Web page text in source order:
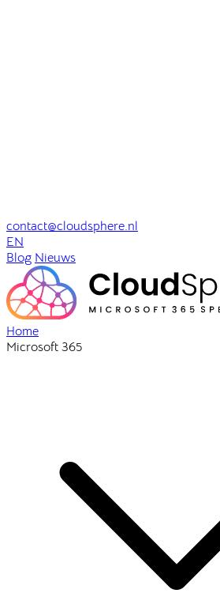
contact@cloudsphere.nl
EN
Blog Nieuws
Home
Microsoft 365